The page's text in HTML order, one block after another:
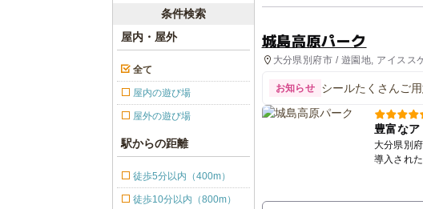
城島高原パーク
大分県別府市 / 遊園地, アイスス
お知らせ シールたくさんご
豊富な
大分県別
導入され
条件検索
屋内・屋外
全て
屋内の遊び場
屋外の遊び場
駅からの距離
徒歩5分以内（400m）
徒歩10分以内（800m）